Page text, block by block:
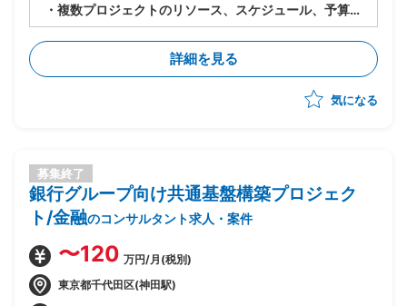
・複数プロジェクトのリソース、スケジュール、予算、
課題管理を共通に管理するプロセスの作成
・会議体の運営及び報告書作成等
詳細を見る
気になる
募集終了
銀行グループ向け共通基盤構築プロジェク
ト/金融のコンサルタント求人・案件
〜120 万円/月(税別)
東京都千代田区(神田駅)